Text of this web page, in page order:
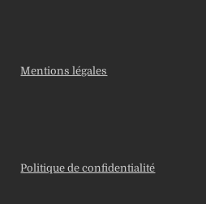
Mentions légales
Politique de confidentialité